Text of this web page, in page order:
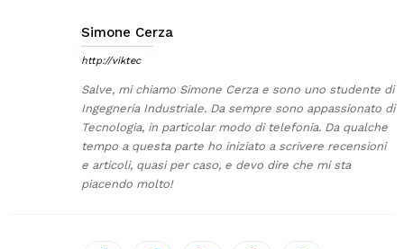
Simone Cerza
http://viktec
Salve, mi chiamo Simone Cerza e sono uno studente di
Ingegneria Industriale. Da sempre sono appassionato di
Tecnologia, in particolar modo di telefonia. Da qualche
tempo a questa parte ho iniziato a scrivere recensioni
e articoli, quasi per caso, e devo dire che mi sta
piacendo molto!